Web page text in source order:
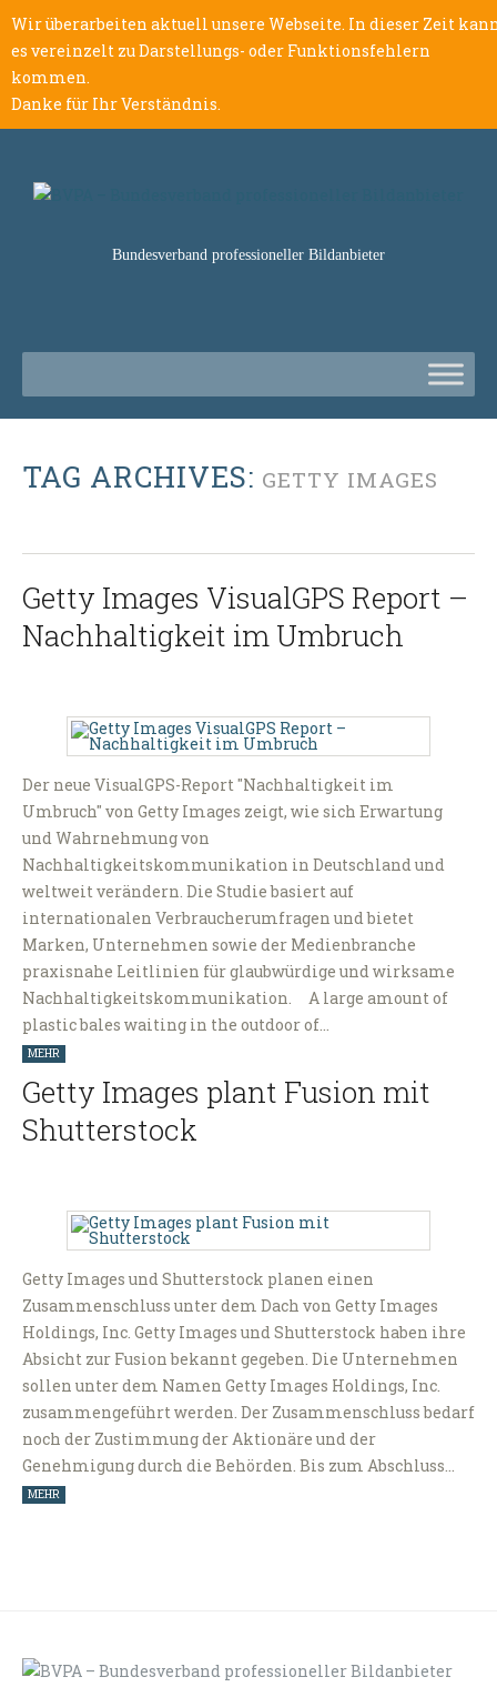
Wir überarbeiten aktuell unsere Webseite. In dieser Zeit
es vereinzelt zu Darstellungs- oder Funktionsfehlern
kommen.
Danke für Ihr Verständnis.
Bundesverband professioneller Bildanbieter
TAG ARCHIVES: GETTY IMAGES
Getty Images VisualGPS Report –
Nachhaltigkeit im Umbruch
Der neue VisualGPS-Report "Nachhaltigkeit im
Umbruch" von Getty Images zeigt, wie sich Erwartung
und Wahrnehmung von
Nachhaltigkeitskommunikation in Deutschland und
weltweit verändern. Die Studie basiert auf
internationalen Verbraucherumfragen und bietet
Marken, Unternehmen sowie der Medienbranche
praxisnahe Leitlinien für glaubwürdige und wirksame
Nachhaltigkeitskommunikation. A large amount of
plastic bales waiting in the outdoor of…
MEHR
Getty Images plant Fusion mit
Shutterstock
Getty Images und Shutterstock planen einen
Zusammenschluss unter dem Dach von Getty Images
Holdings, Inc. Getty Images und Shutterstock haben ihre
Absicht zur Fusion bekannt gegeben. Die Unternehmen
sollen unter dem Namen Getty Images Holdings, Inc.
zusammengeführt werden. Der Zusammenschluss bedarf
noch der Zustimmung der Aktionäre und der
Genehmigung durch die Behörden. Bis zum Abschluss…
MEHR